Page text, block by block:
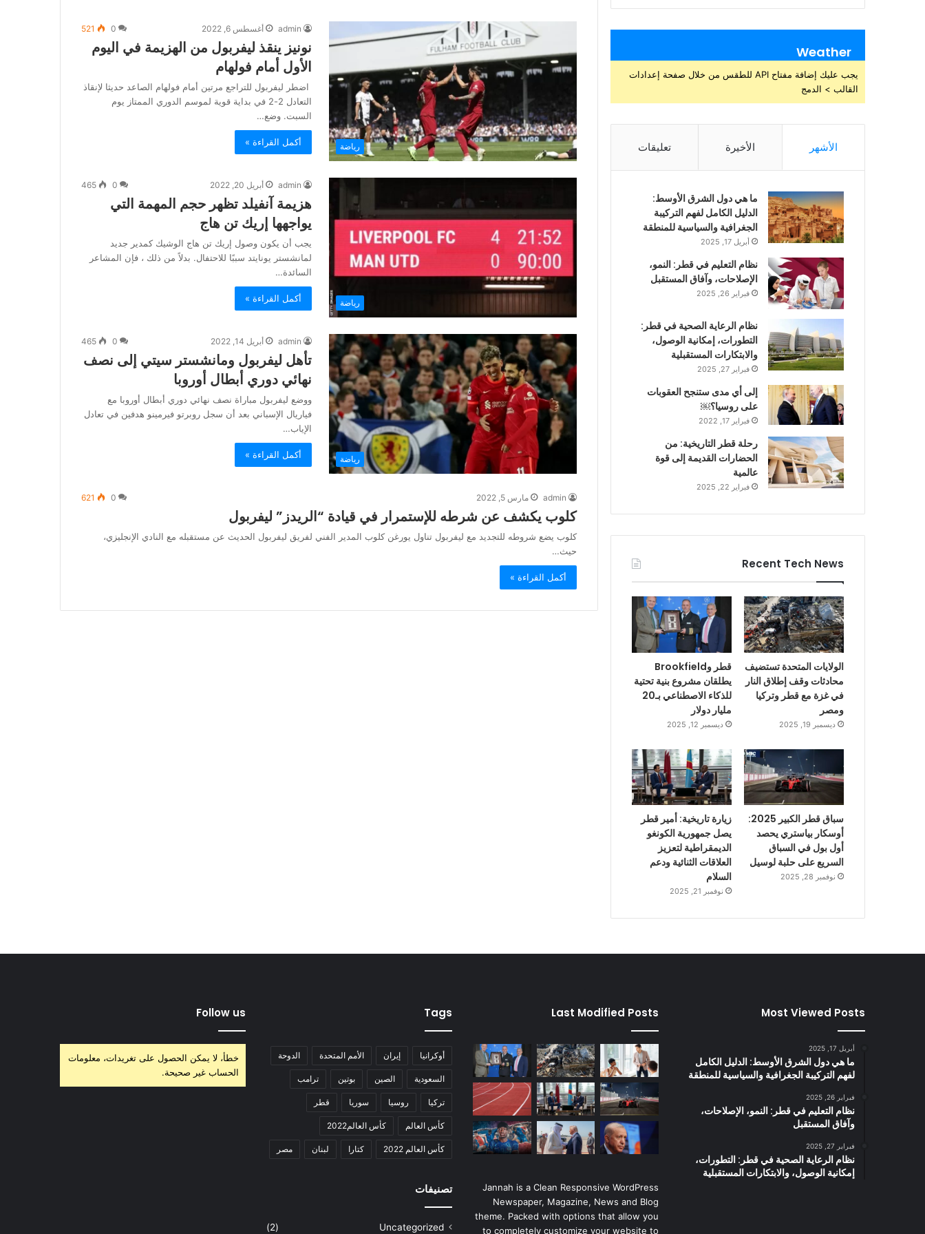
رياضة
admin أغسطس 6, 2022 0
521
نونيز ينقذ ليفربول من الهزيمة في اليوم
الأول أمام فولهام
اضطر ليفربول للتراجع مرتين أمام فولهام الصاعد حديثا لإنقاذ
التعادل 2-2 في بداية قوية لموسم الدوري الممتاز يوم
السبت. وضع…
أكمل القراءة »
رياضة
admin أبريل 20, 2022 0
465
هزيمة آنفيلد تظهر حجم المهمة التي
يواجهها إريك تن هاج
يجب أن يكون وصول إريك تن هاج الوشيك كمدير جديد
لمانشستر يونايتد سببًا للاحتفال. بدلاً من ذلك ، فإن المشاعر
السائدة…
أكمل القراءة »
رياضة
admin أبريل 14, 2022 0
465
تأهل ليفربول ومانشستر سيتي إلى نصف
نهائي دوري أبطال أوروبا
ووضع ليفربول مباراة نصف نهائي دوري أبطال أوروبا مع
فياريال الإسباني بعد أن سجل روبرتو فيرمينو هدفين في تعادل
الإياب…
أكمل القراءة »
admin مارس 5, 2022 0
621
كلوب يكشف عن شرطه للإستمرار في قيادة “الريدز” ليفربول
كلوب يضع شروطه للتجديد مع ليفربول تناول يورغن كلوب المدير الفني لفريق ليفربول الحديث عن مستقبله مع النادي الإنجليزي،
حيث…
أكمل القراءة »
Weather
يجب عليك إضافة مفتاح API للطقس من خلال صفحة إعدادات
القالب > الدمج
الأشهر الأخيرة تعليقات
ما هي دول الشرق الأوسط:
الدليل الكامل لفهم التركيبة
الجغرافية والسياسية للمنطقة
أبريل 17, 2025
نظام التعليم في قطر: النمو،
الإصلاحات، وآفاق المستقبل
فبراير 26, 2025
نظام الرعاية الصحية في قطر:
التطورات، إمكانية الوصول،
والابتكارات المستقبلية
فبراير 27, 2025
إلى أي مدى ستنجح العقوبات
على روسيا؟￼
فبراير 17, 2022
رحلة قطر التاريخية: من
الحضارات القديمة إلى قوة
عالمية
فبراير 22, 2025
Recent Tech News
الولايات المتحدة تستضيف
محادثات وقف إطلاق النار
في غزة مع قطر وتركيا
ومصر
ديسمبر 19, 2025
قطر وBrookfield
يطلقان مشروع بنية تحتية
للذكاء الاصطناعي بـ20
مليار دولار
ديسمبر 12, 2025
سباق قطر الكبير 2025:
أوسكار بياستري يحصد
أول بول في السباق
السريع على حلبة لوسيل
نوفمبر 28, 2025
زيارة تاريخية: أمير قطر
يصل جمهورية الكونغو
الديمقراطية لتعزيز
العلاقات الثنائية ودعم
السلام
نوفمبر 21, 2025
Most Viewed Posts
أبريل 17, 2025
ما هي دول الشرق الأوسط: الدليل الكامل
لفهم التركيبة الجغرافية والسياسية للمنطقة
فبراير 26, 2025
نظام التعليم في قطر: النمو، الإصلاحات،
وآفاق المستقبل
فبراير 27, 2025
نظام الرعاية الصحية في قطر: التطورات،
إمكانية الوصول، والابتكارات المستقبلية
Last Modified Posts
Jannah is a Clean Responsive WordPress
Newspaper, Magazine, News and Blog
theme. Packed with options that allow you
to completely customize your website to
Tags
أوكرانيا إيران الأمم المتحدة الدوحة
السعودية الصين بوتين ترامب
تركيا روسيا سوريا قطر
كأس العالم كأس العالم2022
كأس العالم 2022 كتارا لبنان مصر
تصنيفات
Uncategorized
(2)
Follow us
خطأ، لا يمكن الحصول على تغريدات، معلومات
الحساب غير صحيحة.